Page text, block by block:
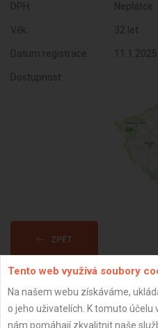
DPH: Neplátce
Věk: 32 let
Datum registrace: 11.1.2025
Dostupnost:
ZPĚT
Aktualizováno z portálu
Tento web využívá soubory
Na našem webu získáváme,
o jeho uživatelích. K tomuto
nám pomáhají zkvalitnit naše